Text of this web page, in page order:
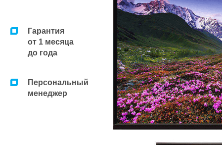
Гарантия
от 1 месяца
до года
Персональный
менеджер